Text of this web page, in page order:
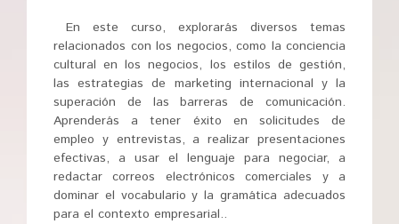
En este curso, explorarás diversos temas
relacionados con los negocios, como la conciencia
cultural en los negocios, los estilos de gestión,
las estrategias de marketing internacional y la
superación de las barreras de comunicación.
Aprenderás a tener éxito en solicitudes de
empleo y entrevistas, a realizar presentaciones
efectivas, a usar el lenguaje para negociar, a
redactar correos electrónicos comerciales y a
dominar el vocabulario y la gramática adecuados
para el contexto empresarial..